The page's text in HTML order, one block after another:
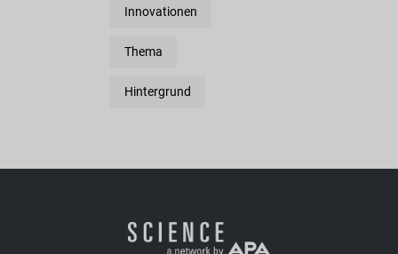
Innovationen
Thema
Hintergrund